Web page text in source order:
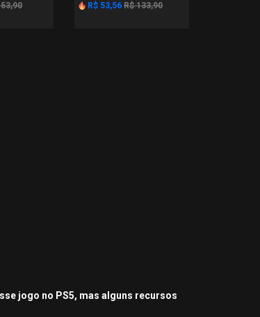
R$ 53,56 R$ 133,90
jogo no PS5, mas alguns recursos